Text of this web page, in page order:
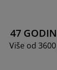
47
Više od